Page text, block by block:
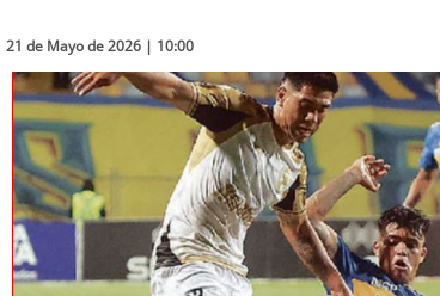
21 de Mayo de 2026 | 10:00